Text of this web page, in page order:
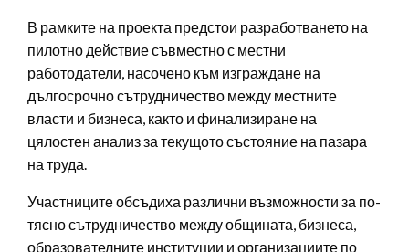
В рамките на проекта предстои разработването на
пилотно действие съвместно с местни
работодатели, насочено към изграждане на
дългосрочно сътрудничество между местните
власти и бизнеса, както и финализиране на
цялостен анализ за текущото състояние на пазара
на труда.
Участниците обсъдиха различни възможности за по-
тясно сътрудничество между общината, бизнеса,
образователните институции и организациите по